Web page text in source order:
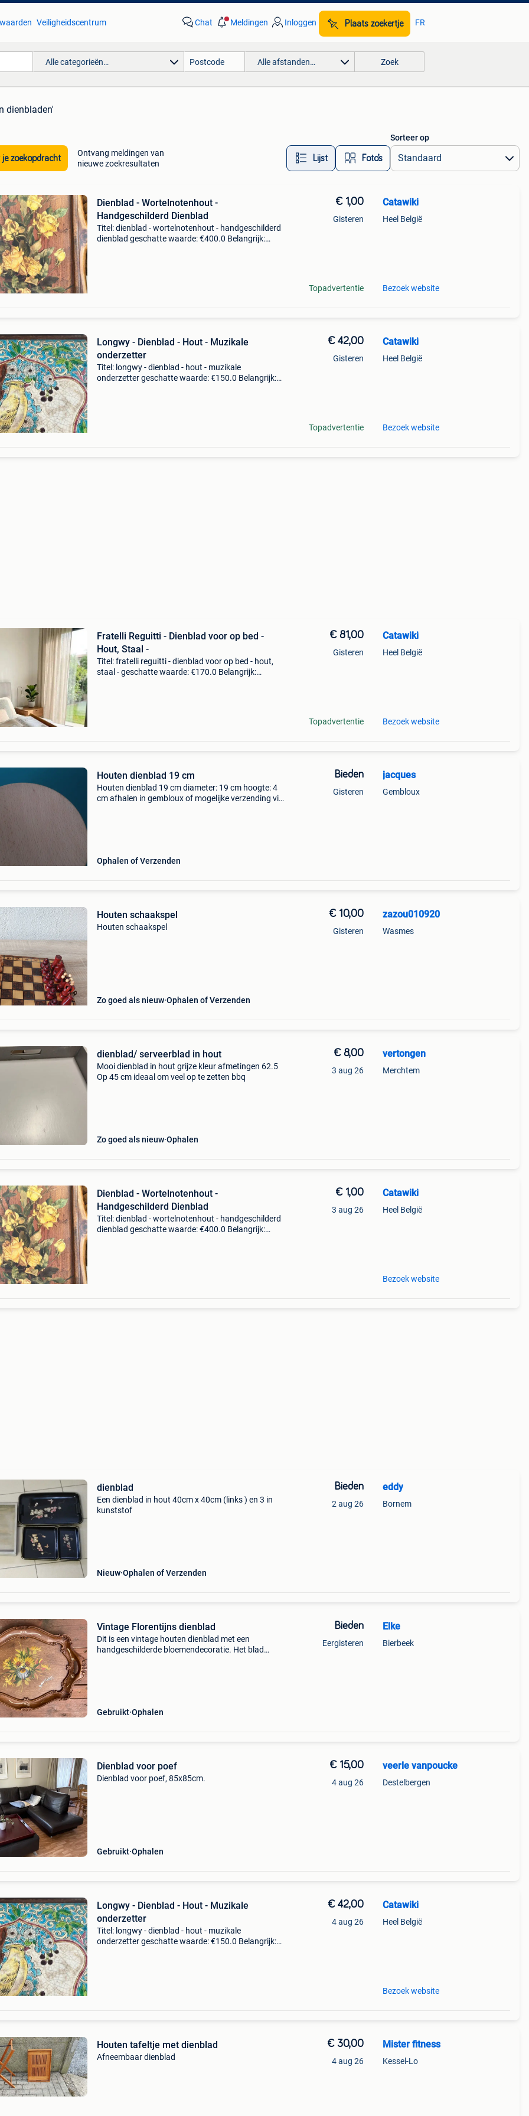
Veiligheidscentrum Chat Meldingen Inloggen Plaats zoekertje FR
Alle categorieën… Alle afstanden… Zoek
dienbladen'
je zoekopdracht
Ontvang meldingen van
nieuwe zoekresultaten
Lijst Foto’s
Sorteer op
Dienblad - Wortelnotenhout -
Handgeschilderd Dienblad
Titel: dienblad - wortelnotenhout - handgeschilderd
dienblad geschatte waarde: €400.0 Belangrijk:
€ 1,00
Gisteren
Topadvertentie
Catawiki
Heel België
Bezoek website
Longwy - Dienblad - Hout - Muzikale
onderzetter
Titel: longwy - dienblad - hout - muzikale
onderzetter geschatte waarde: €150.0 Belangrijk:
€ 42,00
Gisteren
Topadvertentie
Catawiki
Heel België
Bezoek website
Fratelli Reguitti - Dienblad voor op bed -
Hout, Staal -
Titel: fratelli reguitti - dienblad voor op bed - hout,
staal - geschatte waarde: €170.0 Belangrijk:
€ 81,00
Gisteren
Topadvertentie
Catawiki
Heel België
Bezoek website
Houten dienblad 19 cm
Houten dienblad 19 cm diameter: 19 cm hoogte: 4
cm afhalen in gembloux of mogelijke verzending via
Ophalen of Verzenden
Bieden
Gisteren
jacques
Gembloux
Houten schaakspel
Houten schaakspel
Zo goed als nieuw Ophalen of Verzenden
€ 10,00
Gisteren
zazou010920
Wasmes
dienblad/ serveerblad in hout
Mooi dienblad in hout grijze kleur afmetingen 62.5
Op 45 cm ideaal om veel op te zetten bbq
Zo goed als nieuw Ophalen
€ 8,00
3 aug 26
vertongen
Merchtem
Dienblad - Wortelnotenhout -
Handgeschilderd Dienblad
Titel: dienblad - wortelnotenhout - handgeschilderd
dienblad geschatte waarde: €400.0 Belangrijk:
€ 1,00
3 aug 26
Catawiki
Heel België
Bezoek website
dienblad
Een dienblad in hout 40cm x 40cm (links ) en 3 in
kunststof
Nieuw Ophalen of Verzenden
Bieden
2 aug 26
eddy
Bornem
Vintage Florentijns dienblad
Dit is een vintage houten dienblad met een
handgeschilderde bloemendecoratie. Het blad
Gebruikt Ophalen
Bieden
Eergisteren
Elke
Bierbeek
Dienblad voor poef
Dienblad voor poef, 85x85cm.
Gebruikt Ophalen
€ 15,00
4 aug 26
veerle vanpoucke
Destelbergen
Longwy - Dienblad - Hout - Muzikale
onderzetter
Titel: longwy - dienblad - hout - muzikale
onderzetter geschatte waarde: €150.0 Belangrijk:
€ 42,00
4 aug 26
Catawiki
Heel België
Bezoek website
Houten tafeltje met dienblad
Afneembaar dienblad
€ 30,00
4 aug 26
Mister fitness
Kessel-Lo